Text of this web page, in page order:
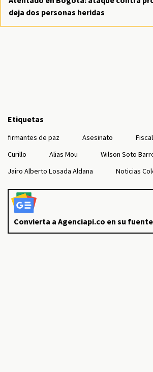
deja dos personas heridas
Etiquetas
firmantes de paz Asesinato
Curillo
Alias Mou
Wilson Soto
Jairo Alberto Losada Aldana
Noticias
Convierta a Agenciapi.co en su